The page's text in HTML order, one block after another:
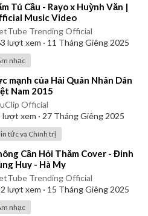
Tú Cầu - Rayo x Huỳnh Văn |
Music Video
Trending Official
lượt xem · 11 Tháng Giêng 2025
nhạc
mạnh của Hải Quân Nhân Dân
Nam 2015
Official
lượt xem · 27 Tháng Giêng 2025
tức và Chính trị
Cần Hỏi Thăm Cover - Đinh
Huy - Hà My
Trending Official
lượt xem · 15 Tháng Giêng 2025
nhạc